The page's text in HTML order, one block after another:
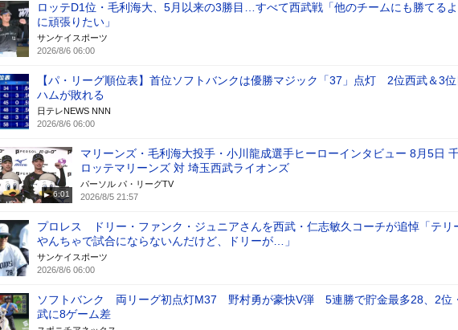
ロッテD1位・毛利海大、5月以来の3勝目…すべて西武戦「他のチームにも勝てるよ
に頑張りたい」
サンケイスポーツ
2026/8/6 06:00
【パ・リーグ順位表】首位ソフトバンクは優勝マジック「37」点灯 2位西武＆3位
ハムが敗れる
日テレNEWS NNN
2026/8/6 06:00
6:01
マリーンズ・毛利海大投手・小川龍成選手ヒーローインタビュー 8月5日
ロッテマリーンズ 対 埼玉西武ライオンズ
パーソル パ・リーグTV
2026/8/5 21:57
プロレス ドリー・ファンク・ジュニアさんを西武・仁志敏久コーチが追悼「テリ
やんちゃで試合にならないんだけど、ドリーが…」
サンケイスポーツ
2026/8/6 06:00
ソフトバンク 両リーグ初点灯M37 野村勇が豪快V弾 5連勝で貯金最多28、2位
武に8ゲーム差